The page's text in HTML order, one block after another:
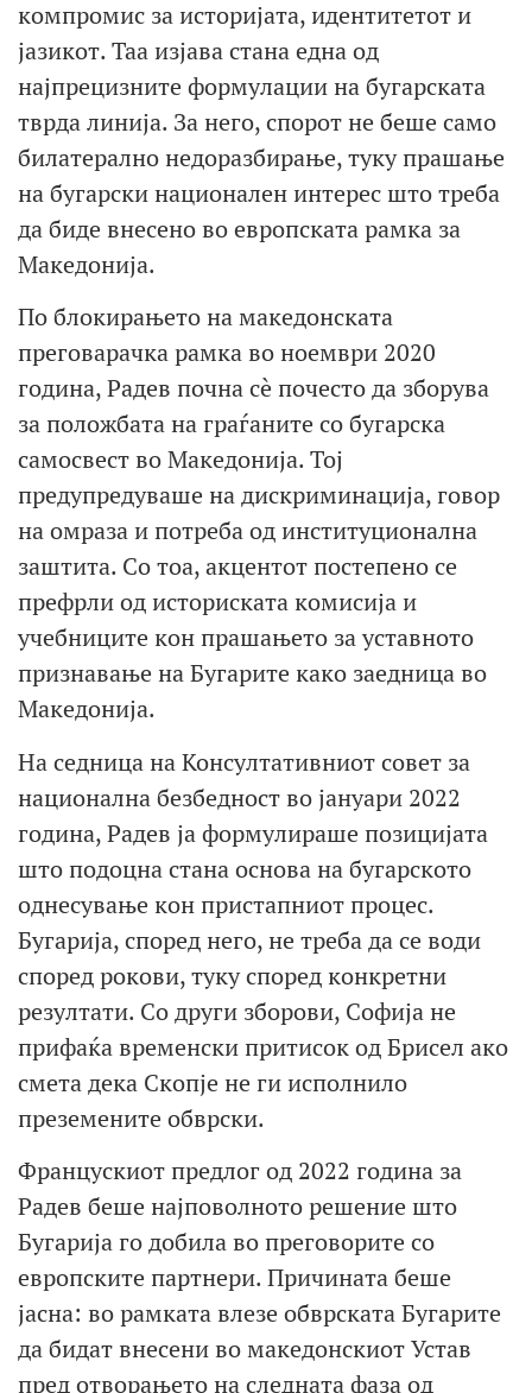
компромис за историјата, идентитетот и
јазикот. Таа изјава стана една од
најпрецизните формулации на бугарската
тврда линија. За него, спорот не беше само
билатерално недоразбирање, туку прашање
на бугарски национален интерес што треба
да биде внесено во европската рамка за
Македонија.
По блокирањето на македонската
преговарачка рамка во ноември 2020
година, Радев почна сè почесто да зборува
за положбата на граѓаните со бугарска
самосвест во Македонија. Тој
предупредуваше на дискриминација, говор
на омраза и потреба од институционална
заштита. Со тоа, акцентот постепено се
префрли од историската комисија и
учебниците кон прашањето за уставното
признавање на Бугарите како заедница во
Македонија.
На седница на Консултативниот совет за
национална безбедност во јануари 2022
година, Радев ја формулираше позицијата
што подоцна стана основа на бугарското
однесување кон пристапниот процес.
Бугарија, според него, не треба да се води
според рокови, туку според конкретни
резултати. Со други зборови, Софија не
прифаќа временски притисок од Брисел ако
смета дека Скопје не ги исполнило
преземените обврски.
Францускиот предлог од 2022 година за
Радев беше најповолното решение што
Бугарија го добила во преговорите со
европските партнери. Причината беше
јасна: во рамката влезе обврската Бугарите
да бидат внесени во македонскиот Устав
пред отворањето на следната фаза од